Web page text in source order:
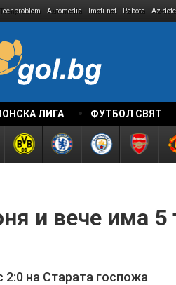
Teenproblem Automedia Imoti.net Rabota Az-
ЛИГА ФУТБОЛ СВЯТ
и вече има 5
на Старата госпожа